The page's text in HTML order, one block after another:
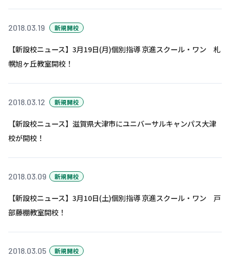
本社所在地
京進グループが目指す姿
子会社および関係会社
フランチャイズ事業
ライフキャリア
育児・暮らし
京進グループの事業所
CSRレポート
社会貢献活動
オリジナルバッグプロジェクト
立木奨学金
価値創造の取り組み
DX（デジタル変革）
卓越した安全・安心を目指して
株主・投資家の皆さまへ
連結業績・財務
IRライブラリー
IRカレンダー
ディスクロージャーポリシー
よくあるご質問
京進リクルートInstagram
新卒採用情報
新卒採用デジタルパンフレット
講師（アルバイト）募集
介護事業 採用
個人情報保護方針
特別警報発令時の授業について
2018.03.19 新規開校
【新設校ニュース】3月19日(月)個別指導 京進スクール・ワン 札
幌旭ヶ丘教室開校！
2018.03.12 新規開校
【新設校ニュース】滋賀県大津市にユニバーサルキャンパス大津
校が開校！
2018.03.09 新規開校
【新設校ニュース】3月10日(土)個別指導 京進スクール・ワン 戸
部藤棚教室開校！
2018.03.05 新規開校